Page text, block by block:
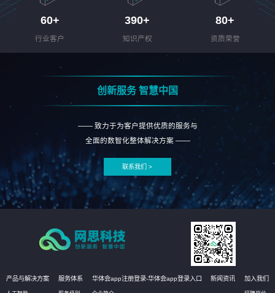
60+
行业客户
390+
知识产权
80+
资质荣誉
创新服务 智慧中国
—— 致力于为客户提供优质的服务与
全面的数智化整体解决方案 ——
联系我们 >
产品与解决方案 服务体系 华体会app注册登录-华体会app登录入口 新闻资讯 加入我们